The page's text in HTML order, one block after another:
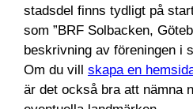
stadsdel finns tydligt på
som ”BRF Solbacken,
beskrivning av föreningen i
Om du vill skapa en
är det också bra att nämna